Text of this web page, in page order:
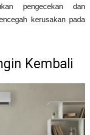
pengecekan dan
kerusakan pada
Kembali